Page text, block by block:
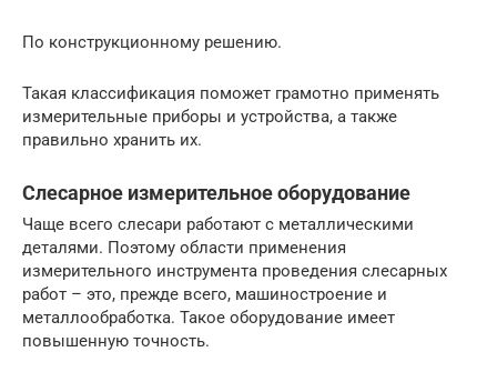
По конструкционному решению.
Такая классификация поможет грамотно применять
измерительные приборы и устройства, а также
правильно хранить их.
Слесарное измерительное оборудование
Чаще всего слесари работают с металлическими
деталями. Поэтому области применения
измерительного инструмента проведения слесарных
работ – это, прежде всего, машиностроение и
металлообработка. Такое оборудование имеет
повышенную точность.